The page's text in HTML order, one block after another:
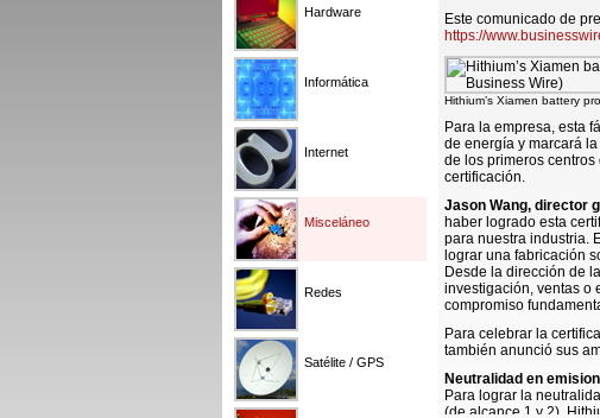
Hardware
Informática
Internet
Misceláneo
Redes
Satélite / GPS
Este comunicado de
https://
Hithium’s Xiamen battery
Para la empresa, esta
de energía y marcará
de los primeros
certificación.
Jason Wang, director
haber logrado esta
para nuestra industria.
lograr una fabricación
Desde la dirección de
investigación, ventas o
compromiso
Para celebrar la
también anunció sus
Neutralidad en
Para lograr la
(de alcance 1 y 2),